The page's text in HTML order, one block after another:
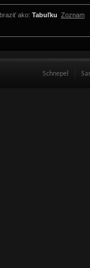
ako: Tabuľku Zoznam
Schnepel